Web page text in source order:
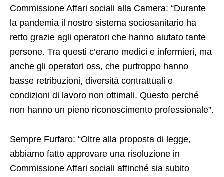
Commissione Affari sociali alla Camera: “Durante
la pandemia il nostro sistema sociosanitario ha
retto grazie agli operatori che hanno aiutato tante
persone. Tra questi c’erano medici e infermieri, ma
anche gli operatori oss, che purtroppo hanno
basse retribuzioni, diversità contrattuali e
condizioni di lavoro non ottimali. Questo perché
non hanno un pieno riconoscimento professionale”.
Sempre Furfaro: “Oltre alla proposta di legge,
abbiamo fatto approvare una risoluzione in
Commissione Affari sociali affinché sia subito